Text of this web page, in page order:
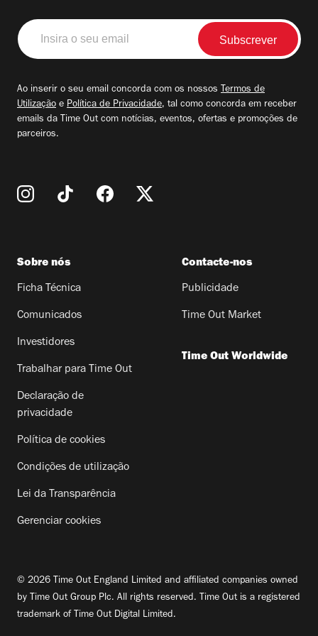
Insira
o
seu
Ao inserir o seu email concorda com os nossos Termos de
Utilização e Política de Privacidade, tal como concorda em receber
emails da Time Out com notícias, eventos, ofertas e promoções de
parceiros.
Sobre nós
Ficha Técnica
Comunicados
Investidores
Trabalhar para Time Out
Declaração de
privacidade
Política de cookies
Condições de utilização
Lei da Transparência
Gerenciar cookies
Contacte-nos
Publicidade
Time Out Market
Time Out Worldwide
© 2026 Time Out England Limited and affiliated companies owned
by Time Out Group Plc. All rights reserved. Time Out is a registered
trademark of Time Out Digital Limited.